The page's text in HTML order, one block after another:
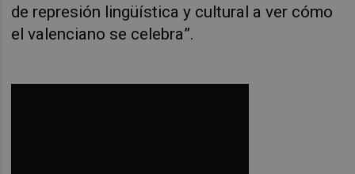
de represión lingüística y cultural a ver cómo
el valenciano se celebra”.